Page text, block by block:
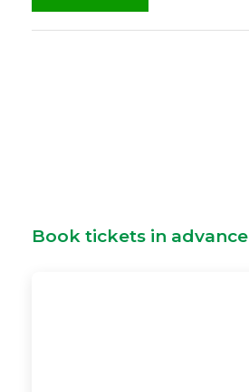
Book tickets in advance